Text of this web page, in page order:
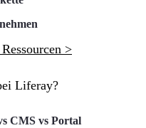
>
Liferay?
CMS vs Portal